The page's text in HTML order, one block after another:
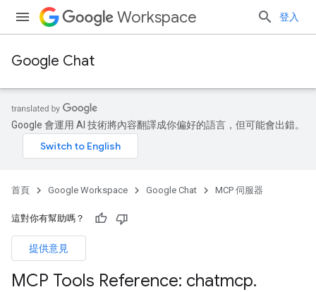
Workspace 登入
Google Chat
Google 會運用 AI 技術將內容翻譯成你偏好的語言，但可能會出錯。
首頁 Google Workspace Google Chat MCP 伺服器
這對你有幫助嗎？
提供意見
MCP Tools Reference: chatmcp.